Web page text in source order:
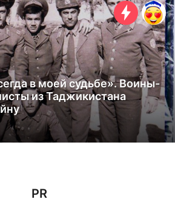
в моей судьбе». Воины-
из Таджикистана
PR